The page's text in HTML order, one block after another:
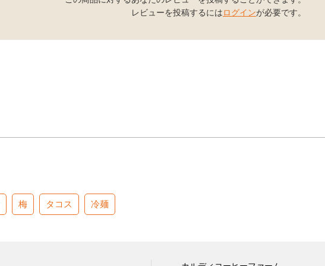
レビューを投稿するにはログインが必要です。
梅 タコス 冷麺